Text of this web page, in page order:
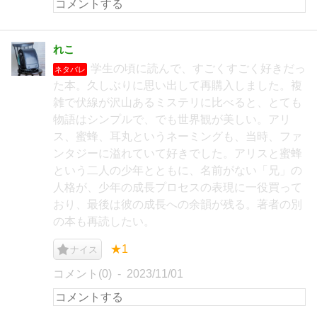
れこ
ネタバレ
学生の頃に読んで、すごくすごく好きだっ
た本。久しぶりに思い出して再購入しました。複
雑で伏線が沢山あるミステリに比べると、とても
物語はシンプルで、でも世界観が美しい。アリ
ス、蜜蜂、耳丸というネーミングも、当時、ファ
ンタジーに溢れていて好きでした。アリスと蜜蜂
という二人の少年とともに、名前がない「兄」の
人格が、少年の成長プロセスの表現に一役買って
おり、最後は彼の成長への余韻が残る。著者の別
の本も再読したい。
ナイス ★1
コメント(0) 2023/11/01